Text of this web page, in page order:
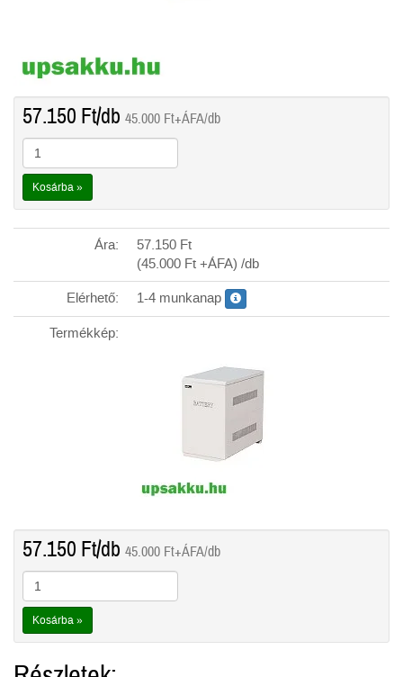
57.150 Ft/db 45.000 Ft+ÁFA/db
Kosárba »
Ára: 57.150 Ft
(45.000 Ft +ÁFA) /db
Elérhető:
1-4 munkanap
Termékkép:
57.150 Ft/db 45.000 Ft+ÁFA/db
Kosárba »